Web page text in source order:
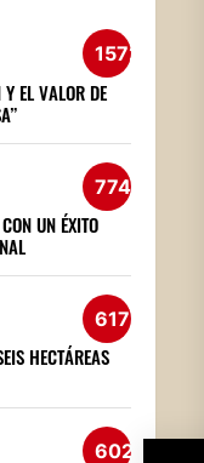
1572
EL VALOR DE
774
UN ÉXITO
617
HECTÁREAS
602